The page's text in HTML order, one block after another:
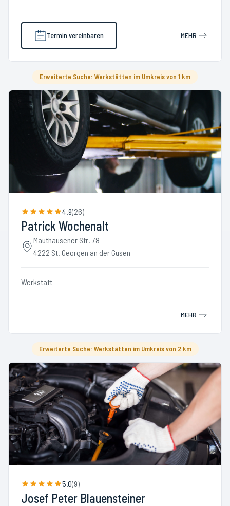
Termin vereinbaren MEHR
Erweiterte Suche: Werkstätten im Umkreis von 1 km
4.9(26)
Patrick Wochenalt
Mauthausener Str. 78
4222 St. Georgen an der Gusen
Werkstatt
MEHR
Erweiterte Suche: Werkstätten im Umkreis von 2 km
5.0(9)
Josef Peter Blauensteiner